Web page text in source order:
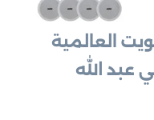
العالمية
عبد الله